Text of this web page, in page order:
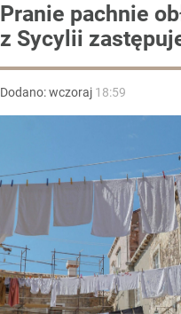
Pranie pachnie
z Sycylii
Dodano:wczoraj 18:59